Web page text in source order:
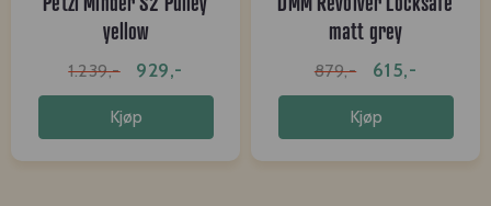
yellow
1.239,- 929,-
Kjøp
matt grey
879,- 615,-
Kjøp